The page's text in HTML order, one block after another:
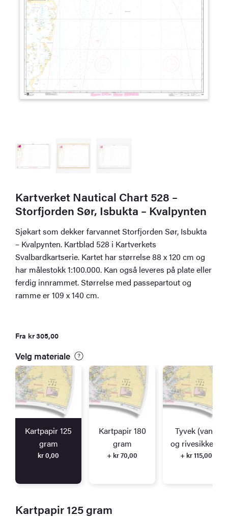
Kartverket Nautical Chart 528 –
Storfjorden Sør, Isbukta – Kvalpynten
Sjøkart som dekker farvannet Storfjorden Sør, Isbukta
– Kvalpynten. Kartblad 528 i Kartverkets
Svalbardkartserie. Kartet har størrelse 88 x 120 cm og
har målestokk 1:100.000. Kan også leveres på plate eller
ferdig innrammet. Størrelse med passepartout og
ramme er 109 x 140 cm.
Fra kr305,00
Velg materiale
Kartpapir 125
gram
kr0,00
Kartpapir 180
gram
+ kr 70,00
Tyvek (vann
og rivesikkert)
+ kr 115,00
Kartpapir 125 gram